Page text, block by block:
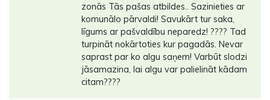
zonās Tās pašas atbildes.. Sazinieties ar
komunālo pārvaldi! Savukārt tur saka,
līgums ar pašvaldību neparedz! ???? Tad
turpināt nokārtoties kur pagadās. Nevar
saprast par ko algu saņem! Varbūt slodzi
jāsamazina, lai algu var palielināt kādam
citam????